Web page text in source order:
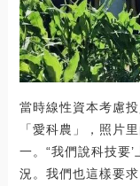
當時線性資本考慮
「愛科農」，照片
一。“我們說科技要
況。我們也這樣要